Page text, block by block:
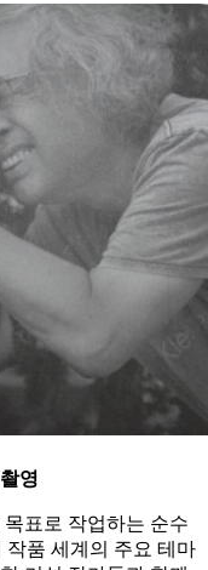
영
표로 작업하는 순수
작품 세계의 주요 테마